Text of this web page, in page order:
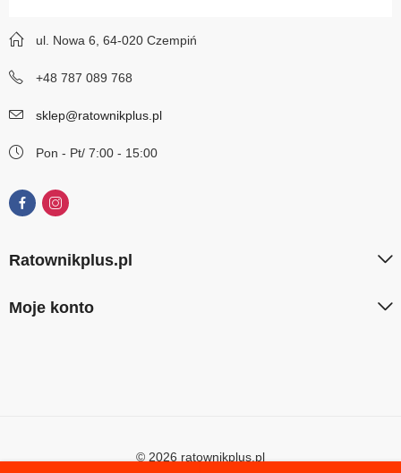
ul. Nowa 6, 64-020 Czempiń
+48 787 089 768
sklep@ratownikplus.pl
Pon - Pt/ 7:00 - 15:00
Ratownikplus.pl
Moje konto
© 2026 ratownikplus.pl